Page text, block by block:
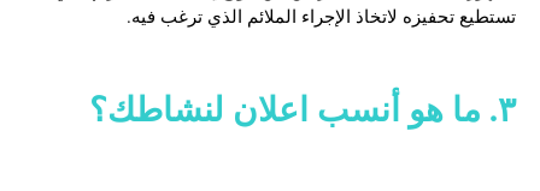
تستطيع تحفيزه لاتخاذ الإجراء الملائم الذي ترغب فيه.